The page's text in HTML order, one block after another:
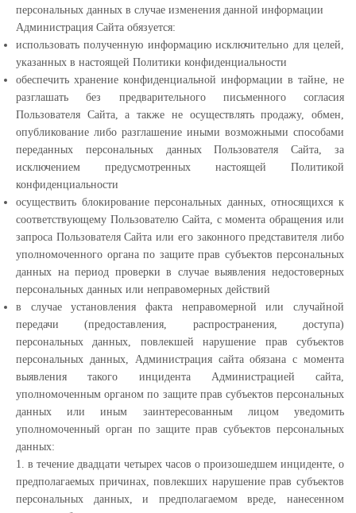
персональных данных в случае изменения данной информации
Администрация Сайта обязуется:
использовать полученную информацию исключительно для целей,
указанных в настоящей Политики конфиденциальности
обеспечить хранение конфиденциальной информации в тайне, не
разглашать без предварительного письменного согласия
Пользователя Сайта, а также не осуществлять продажу, обмен,
опубликование либо разглашение иными возможными способами
переданных персональных данных Пользователя Сайта, за
исключением предусмотренных настоящей Политикой
конфиденциальности
осуществить блокирование персональных данных, относящихся к
соответствующему Пользователю Сайта, с момента обращения или
запроса Пользователя Сайта или его законного представителя либо
уполномоченного органа по защите прав субъектов персональных
данных на период проверки в случае выявления недостоверных
персональных данных или неправомерных действий
в случае установления факта неправомерной или случайной
передачи (предоставления, распространения, доступа)
персональных данных, повлекшей нарушение прав субъектов
персональных данных, Администрация сайта обязана с момента
выявления такого инцидента Администрацией сайта,
уполномоченным органом по защите прав субъектов персональных
данных или иным заинтересованным лицом уведомить
уполномоченный орган по защите прав субъектов персональных
данных:
1. в течение двадцати четырех часов о произошедшем инциденте, о
предполагаемых причинах, повлекших нарушение прав субъектов
персональных данных, и предполагаемом вреде, нанесенном